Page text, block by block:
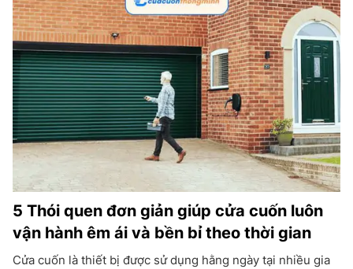
5 Thói quen đơn giản giúp cửa cuốn luôn
vận hành êm ái và bền bỉ theo thời gian
Cửa cuốn là thiết bị được sử dụng hằng ngày tại nhiều gia